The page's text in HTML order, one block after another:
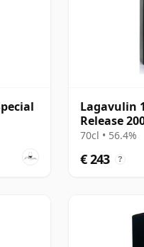
Lagavulin
Release
70cl • 56.4%
€ 243 ?